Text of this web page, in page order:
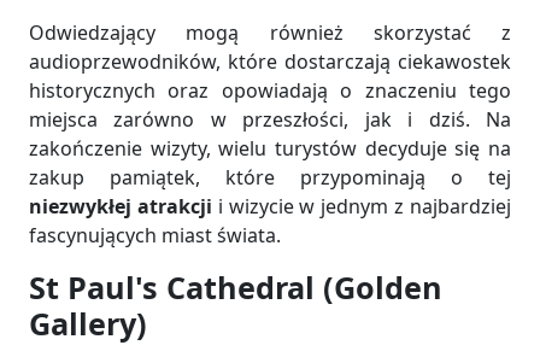
Odwiedzający mogą również skorzystać z
audioprzewodników, które dostarczają ciekawostek
historycznych oraz opowiadają o znaczeniu tego
miejsca zarówno w przeszłości, jak i dziś. Na
zakończenie wizyty, wielu turystów decyduje się na
zakup pamiątek, które przypominają o tej
niezwykłej atrakcji i wizycie w jednym z najbardziej
fascynujących miast świata.
St Paul's Cathedral (Golden
Gallery)